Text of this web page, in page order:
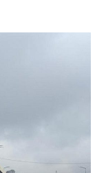
крижані води
збив жінку
просто,
свой вечер.